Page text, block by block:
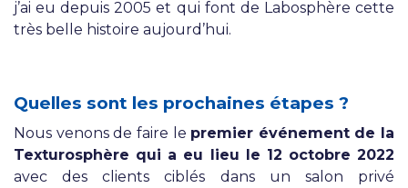
j’ai eu depuis 2005 et qui font de Labosphère cette
très belle histoire aujourd’hui.
Quelles sont les prochaines étapes ?
Nous venons de faire le premier événement de la
Texturosphère qui a eu lieu le 12 octobre 2022
avec des clients ciblés dans un salon privé